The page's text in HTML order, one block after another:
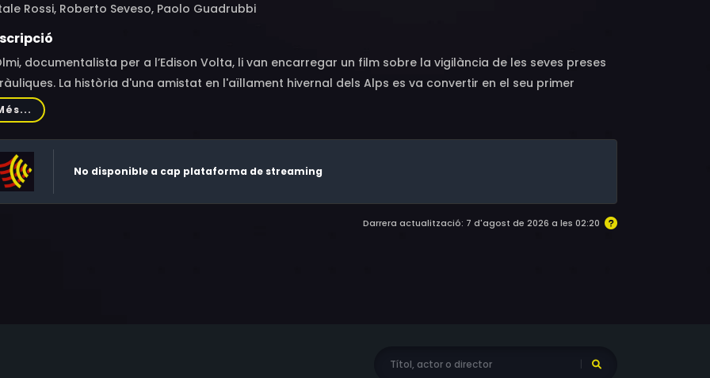
Rossi, Roberto Seveso, Paolo Guadrubbi
documentalista per a l’Edison Volta, li van encarregar un film sobre la vigilància de les seves preses
La història d'una amistat en l'aïllament hivernal dels Alps es va convertir en el seu primer
ficcionat.
No disponible a cap plataforma de streaming
Darrera actualització: 7 d'agost de 2026 a les 02:20